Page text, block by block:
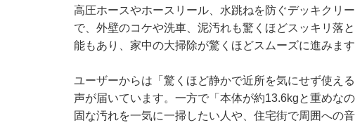
高圧ホースやホースリール、水跳ねを防ぐデッキクリ
で、外壁のコケや洗車、泥汚れも驚くほどスッキリ落
能もあり、家中の大掃除が驚くほどスムーズに進みます
ユーザーからは「驚くほど静かで近所を気にせず使え
声が届いています。一方で「本体が約13.6kgと重めな
固な汚れを一気に一掃したい人や、住宅街で周囲への